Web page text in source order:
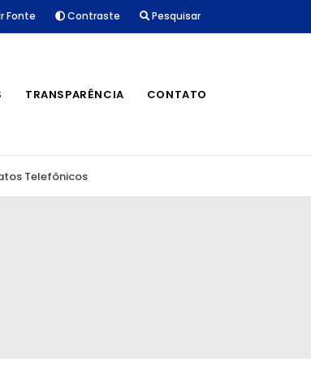
Fonte Contraste Pesquisar
TRANSPARÊNCIA CONTATO
Telefônicos